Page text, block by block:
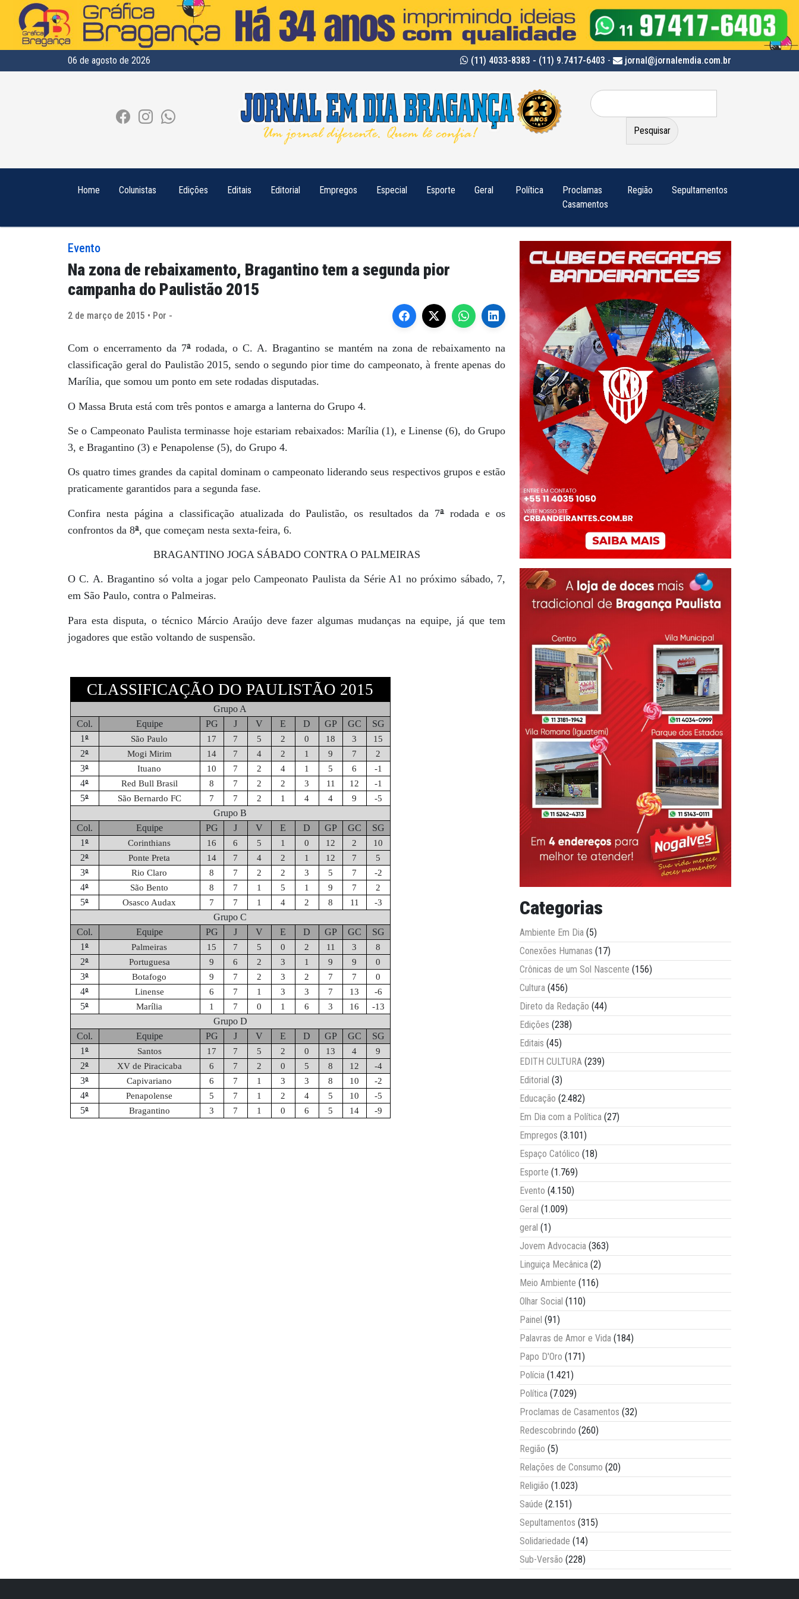
06 de agosto de 2026 (11) 4033-8383 - (11) 9.7417-6403 - jornal@jornalemdia.com.br
Pesquisar
por:
Home Colunistas Edições Editais Editorial Empregos Especial Esporte Geral Política
Proclamas
Casamentos
Região Sepultamentos
Evento
Na zona de rebaixamento, Bragantino tem a segunda pior
campanha do Paulistão 2015
2 de março de 2015 • Por -
Com o encerramento da 7ª rodada, o C. A. Bragantino se mantém na zona de rebaixamento na
classificação geral do Paulistão 2015, sendo o segundo pior time do campeonato, à frente apenas do
Marília, que somou um ponto em sete rodadas disputadas.
O Massa Bruta está com três pontos e amarga a lanterna do Grupo 4.
Se o Campeonato Paulista terminasse hoje estariam rebaixados: Marília (1), e Linense (6), do Grupo
3, e Bragantino (3) e Penapolense (5), do Grupo 4.
Os quatro times grandes da capital dominam o campeonato liderando seus respectivos grupos e estão
praticamente garantidos para a segunda fase.
Confira nesta página a classificação atualizada do Paulistão, os resultados da 7ªrodada e os
confrontos da 8ª, que começam nesta sexta-feira, 6.
BRAGANTINO JOGA SÁBADO CONTRA O PALMEIRAS
O C. A. Bragantino só volta a jogar pelo Campeonato Paulista da Série A1 no próximo sábado, 7,
em São Paulo, contra o Palmeiras.
Para esta disputa, o técnico Márcio Araújo deve fazer algumas mudanças na equipe, já que tem
jogadores que estão voltando de suspensão.
CLASSIFICAÇÃO DO PAULISTÃO 2015
Grupo A
Col.
Equipe PG J V E D GP GC
SG
1º São Paulo 17 7 5 2 0 18 3 15
2º Mogi Mirim 14 7 4 2 1 9 7 2
3º Ituano 10 7 2 4 1 5 6 -1
4º Red Bull Brasil 8 7 2 2 3 11 12 -1
5º São Bernardo FC 7 7 2 1 4 4 9 -5
Grupo B
Col.
Equipe PG J V E D GP GC
SG
1º Corinthians 16 6 5 1 0 12 2 10
2º Ponte Preta 14 7 4 2 1 12 7 5
3º Rio Claro 8 7 2 2 3 5 7 -2
4º São Bento 8 7 1 5 1 9 7 2
5º Osasco Audax 7 7 1 4 2 8 11 -3
Grupo C
Col.
Equipe PG J V E D GP GC
SG
1º Palmeiras 15 7 5 0 2 11 3 8
2º Portuguesa 9 6 2 3 1 9 9 0
3º Botafogo 9 7 2 3 2 7 7 0
4º Linense 6 7 1 3 3 7 13 -6
5º Marília 1 7 0 1 6 3 16 -13
Grupo D
Col.
Equipe PG J V E D GP GC
SG
1º Santos 17 7 5 2 0 13 4 9
2º XV de Piracicaba 6 7 2 0 5 8 12 -4
3º Capivariano 6 7 1 3 3 8 10 -2
4º Penapolense 5 7 1 2 4 5 10 -5
5º Bragantino 3 7 1 0 6 5 14 -9
Categorias
Ambiente Em Dia (5)
Conexões Humanas (17)
Crônicas de um Sol Nascente (156)
Cultura (456)
Direto da Redação (44)
Edições (238)
Editais (45)
EDITH CULTURA (239)
Editorial (3)
Educação (2.482)
Em Dia com a Política (27)
Empregos (3.101)
Espaço Católico (18)
Esporte (1.769)
Evento (4.150)
Geral (1.009)
geral (1)
Jovem Advocacia (363)
Linguiça Mecânica (2)
Meio Ambiente (116)
Olhar Social (110)
Painel (91)
Palavras de Amor e Vida (184)
Papo D'Oro (171)
Polícia (1.421)
Política (7.029)
Proclamas de Casamentos (32)
Redescobrindo (260)
Região (5)
Relações de Consumo (20)
Religião (1.023)
Saúde (2.151)
Sepultamentos (315)
Solidariedade (14)
Sub-Versão (228)